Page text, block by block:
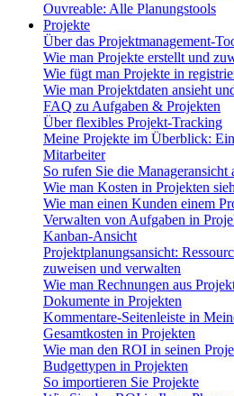
Ouvreable: Alle Planungstools
Projekte
Über das Projektmanagement-
Wie man Projekte erstellt und
Wie fügt man Projekte in
Wie man Projektdaten ansieht
FAQ zu Aufgaben & Projekten
Über flexibles Projekt-Tracking
Meine Projekte im Überblick:
Mitarbeiter
So rufen Sie die Manageransicht
Wie man Kosten in Projekten
Wie man einen Kunden einem
Verwalten von Aufgaben in
Kanban-Ansicht
Projektplanungsansicht:
zuweisen und verwalten
Wie man Rechnungen aus
Dokumente in Projekten
Kommentare-Seitenleiste in
Gesamtkosten in Projekten
Wie man den ROI in seinen
Budgettypen in Projekten
So importieren Sie Projekte